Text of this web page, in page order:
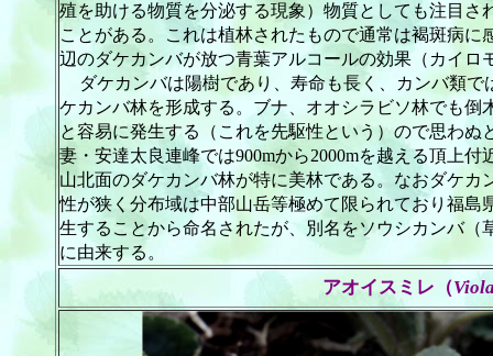
殖を助ける物質を分泌する現象）物質としても注目
ことがある。これは植林されたもので通常は褐斑病
辺のダケカンバが放つ青葉アルコールの効果（カイロ
ダケカンバは陽樹であり、寿命も長く、カンバ類
ケカンバ林を形成する。ブナ、オオシラビソ林でも
と容易に発生する（これを先駆性という）ので思わ
妻・安達太良連峰では900mから2000mを越える頂上付
山北面のダケカンバ林が特に美林である。なおダケ
性が狭く分布域は中部山岳等極めて限られており福
生することから命名されたが、別名をソウシカンバ
に由来する。
アオイスミレ（